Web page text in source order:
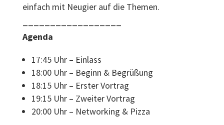
einfach mit Neugier auf die Themen.
Agenda
17:45 Uhr – Einlass
18:00 Uhr – Beginn & Begrüßung
18:15 Uhr – Erster Vortrag
19:15 Uhr – Zweiter Vortrag
20:00 Uhr – Networking & Pizza